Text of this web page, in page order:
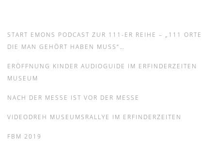
START EMONS PODCAST ZUR 111-ER REIHE – „111 ORTE
DIE MAN GEHÖRT HABEN MUSS“…
ERÖFFNUNG KINDER AUDIOGUIDE IM ERFINDERZEITEN
MUSEUM
NACH DER MESSE IST VOR DER MESSE
VIDEODREH MUSEUMSRALLYE IM ERFINDERZEITEN
FBM 2019